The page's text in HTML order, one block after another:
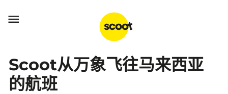

Scoot从万象飞往马来西亚
的航班